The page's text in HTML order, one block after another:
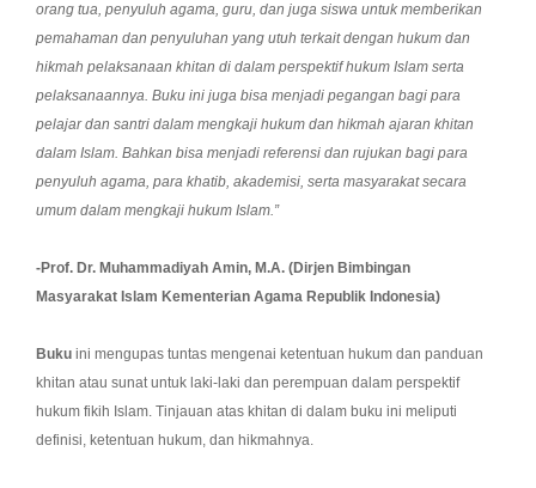
orang tua, penyuluh agama, guru, dan juga siswa untuk memberikan
pemahaman dan penyuluhan yang utuh terkait dengan hukum dan
hikmah pelaksanaan khitan di dalam perspektif hukum Islam serta
pelaksanaannya. Buku ini juga bisa menjadi pegangan bagi para
pelajar dan santri dalam mengkaji hukum dan hikmah ajaran khitan
dalam Islam. Bahkan bisa menjadi referensi dan rujukan bagi para
penyuluh agama, para khatib, akademisi, serta masyarakat secara
umum dalam mengkaji hukum Islam.”
-Prof. Dr. Muhammadiyah Amin, M.A. (Dirjen Bimbingan
Masyarakat Islam Kementerian Agama Republik Indonesia)
Buku ini mengupas tuntas mengenai ketentuan hukum dan panduan
khitan atau sunat untuk laki-laki dan perempuan dalam perspektif
hukum fikih Islam. Tinjauan atas khitan di dalam buku ini meliputi
definisi, ketentuan hukum, dan hikmahnya.